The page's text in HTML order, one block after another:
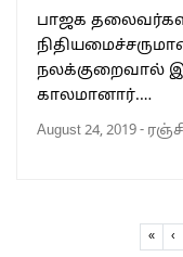
பாஜக
நலக்குறைவால்
காலமானார்.…
August 24, 2019-
« ‹